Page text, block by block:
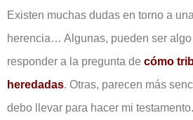
Existen muchas dudas en torno a
herencia… Algunas, pueden ser
responder a la pregunta de cómo
heredadas. Otras, parecen más
debo llevar para hacer mi testamento.